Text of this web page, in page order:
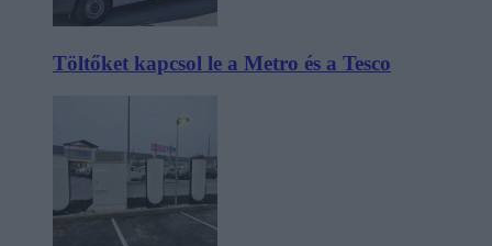
Töltőket kapcsol le a Metro és a Tesco